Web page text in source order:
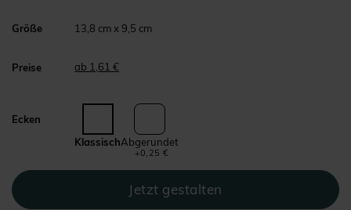
Größe 13,8 cm x 9,5 cm
Preise ab 1,61 €
Ecken
KlassischAbgerundet
+0,25 €